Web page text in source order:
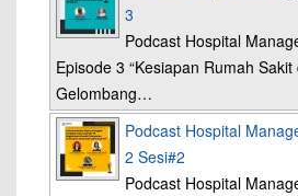
3
Podcast Hospital
Episode 3 “Kesiapan Rumah
Gelombang…
Podcast Hospital
2 Sesi#2
Podcast Hospital